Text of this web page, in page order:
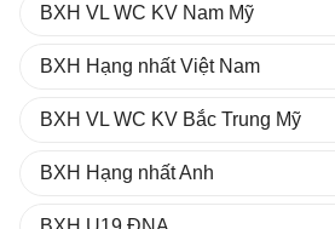
BXH VL WC KV Nam Mỹ
BXH Hạng nhất Việt Nam
BXH VL WC KV Bắc Trung Mỹ
BXH Hạng nhất Anh